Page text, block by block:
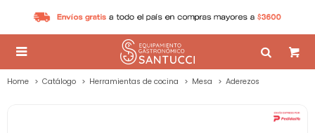

Home Catálogo Herramientas de cocina Mesa Aderezos